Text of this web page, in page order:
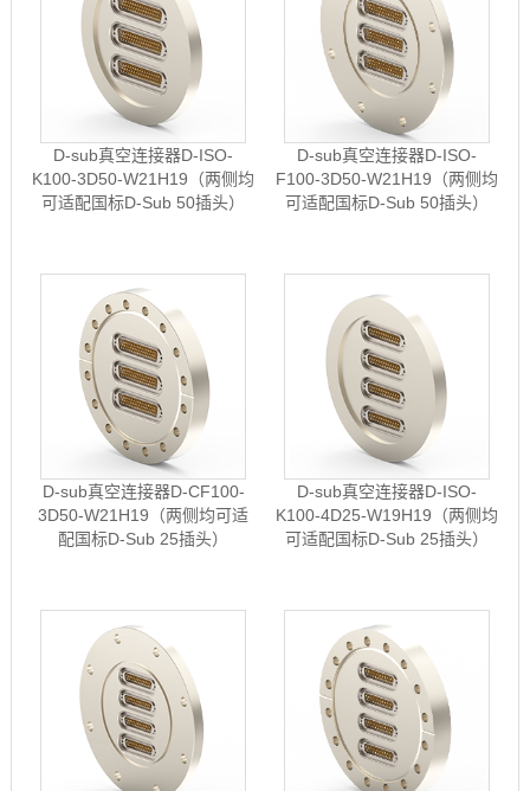
D-sub真空连接器D-ISO-
K100-3D50-W21H19（两侧均
可适配国标D-Sub 50插头）
D-sub真空连接器D-ISO-
F100-3D50-W21H19（两侧均
可适配国标D-Sub 50插头）
D-sub真空连接器D-CF100-
3D50-W21H19（两侧均可适
配国标D-Sub 25插头）
D-sub真空连接器D-ISO-
K100-4D25-W19H19（两侧均
可适配国标D-Sub 25插头）